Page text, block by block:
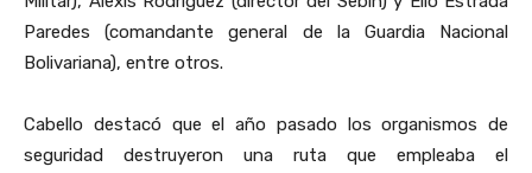
Paredes (comandante general de la Guardia Nacional
Bolivariana), entre otros.
Cabello destacó que el año pasado los organismos de
seguridad destruyeron una ruta que empleaba el